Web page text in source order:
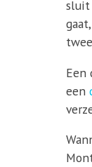
sluit
Een
een